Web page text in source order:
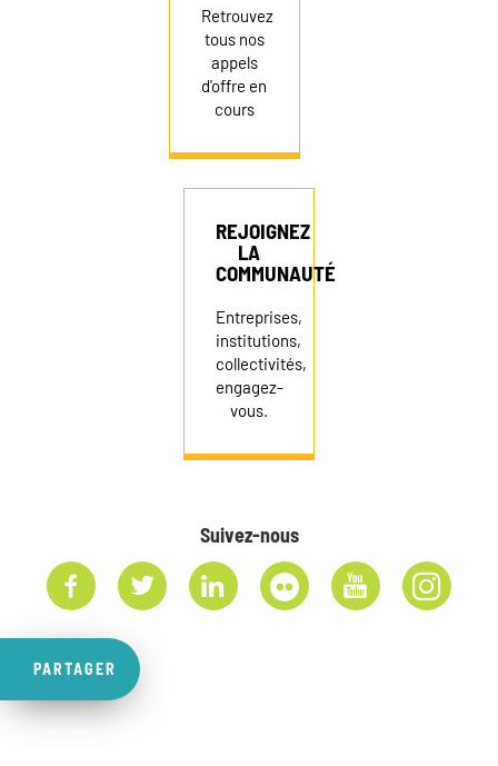
PARTAGER
Retrouvez
tous nos
appels
d'offre en
cours
REJOIGNEZ
LA
COMMUNAUTÉ
Entreprises,
institutions,
collectivités,
engagez-
vous.
Suivez-nous